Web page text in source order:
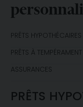
PRÊTS HYPOTHÉCAIRES
PRÊTS À TEMPÉRAMENT
ASSURANCES
PRÊTS